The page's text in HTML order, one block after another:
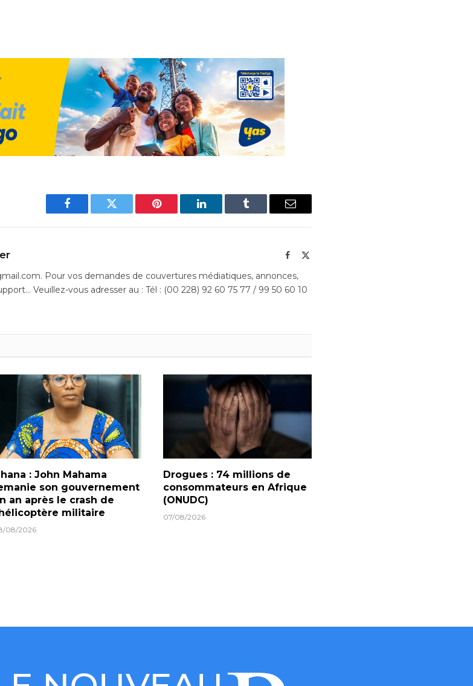
Facebook Twitter Pinterest LinkedIn Tumblr Email
Facebook
Pour vos demandes de couvertures médiatiques, annonces,
Veuillez-vous adresser au : Tél : (00 228) 92 60 75 77 / 99 50 60 10
: John Mahama
son gouvernement
an après le crash de
militaire
08/2026
Drogues : 74 millions de
consommateurs en Afrique
(ONUDC)
07/08/2026